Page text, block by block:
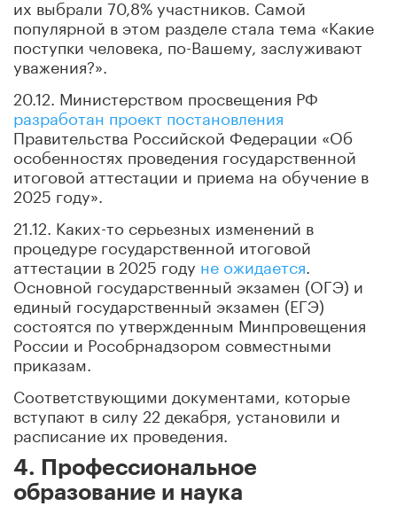
их выбрали 70,8% участников. Самой
популярной в этом разделе стала тема «Какие
поступки человека, по-Вашему, заслуживают
уважения?».
20.12. Министерством просвещения РФ
разработан проект постановления
Правительства Российской Федерации «Об
особенностях проведения государственной
итоговой аттестации и приема на обучение в
2025 году».
21.12. Каких-то серьезных изменений в
процедуре государственной итоговой
аттестации в 2025 году не ожидается
Основной государственный экзамен (ОГЭ) и
единый государственный экзамен (ЕГЭ)
состоятся по утвержденным Минпровещения
России и Рособрнадзором совместными
приказам.
Соответствующими документами, которые
вступают в силу 22 декабря, установили и
расписание их проведения.
4. Профессиональное
образование и наука